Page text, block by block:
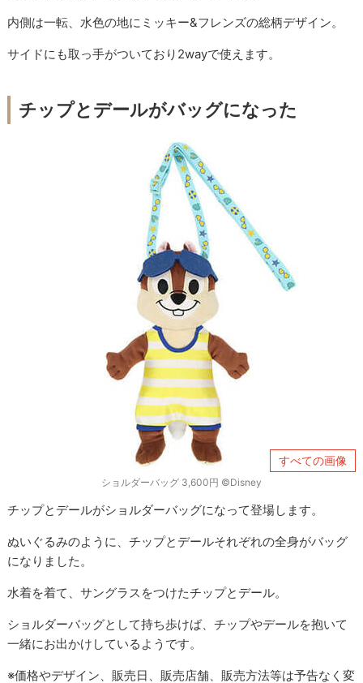
内側は一転、水色の地にミッキー&フレンズの総柄デザイン。
サイドにも取っ手がついており2wayで使えます。
チップとデールがバッグになった
すべての画像
ショルダーバッグ 3,600円 ©Disney
チップとデールがショルダーバッグになって登場します。
ぬいぐるみのように、チップとデールそれぞれの全身がバッグ
になりました。
水着を着て、サングラスをつけたチップとデール。
ショルダーバッグとして持ち歩けば、チップやデールを抱いて
一緒にお出かけしているようです。
※価格やデザイン、販売日、販売店舗、販売方法等は予告なく変